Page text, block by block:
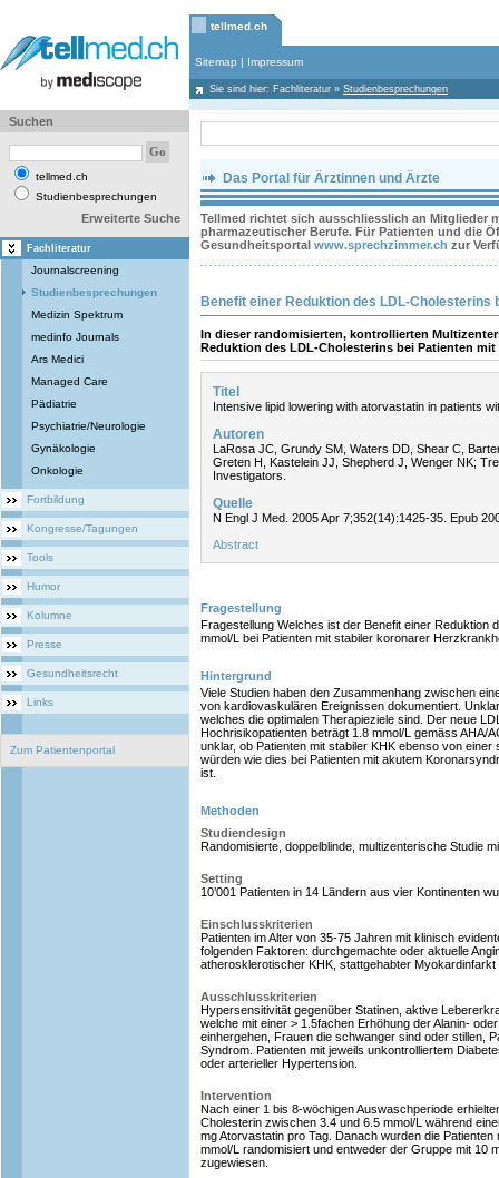
tellmed.ch
Sitemap | Impressum
Sie sind hier: Fachliteratur » Studienbesprechungen
Suchen
tellmed.ch
Studienbesprechungen
Erweiterte Suche
Fachliteratur
Journalscreening
Studienbesprechungen
Medizin Spektrum
medinfo Journals
Ars Medici
Managed Care
Pädiatrie
Psychiatrie/Neurologie
Gynäkologie
Onkologie
Fortbildung
Kongresse/Tagungen
Tools
Humor
Kolumne
Presse
Gesundheitsrecht
Links
Zum Patientenportal
Das Portal für Ärztinnen und Ärzte
Tellmed richtet sich ausschliesslich an Mitglieder
pharmazeutischer Berufe. Für Patienten und die
Gesundheitsportal www.sprechzimmer.ch zur
Benefit einer Reduktion des LDL-Cholesterins
In dieser randomisierten, kontrollierten
Reduktion des LDL-Cholesterins bei Patienten
Titel
Intensive lipid lowering with atorvastatin in patients
Autoren
LaRosa JC, Grundy SM, Waters DD, Shear C,
Greten H, Kastelein JJ, Shepherd J, Wenger NK;
Investigators.
Quelle
N Engl J Med. 2005 Apr 7;352(14):1425-35. Epub
Abstract
Fragestellung
Fragestellung Welches ist der Benefit einer Reduktion
mmol/L bei Patienten mit stabiler koronarer
Hintergrund
Viele Studien haben den Zusammenhang zwischen
von kardiovaskulären Ereignissen dokumentiert.
welches die optimalen Therapieziele sind. Der neue
Hochrisikopatienten beträgt 1.8 mmol/L gemäss AHA/
unklar, ob Patienten mit stabiler KHK ebenso von einer
würden wie dies bei Patienten mit akutem
ist.
Methoden
Studiendesign
Randomisierte, doppelblinde, multizenterische Studie
Setting
10’001 Patienten in 14 Ländern aus vier Kontinenten
Einschlusskriterien
Patienten im Alter von 35-75 Jahren mit klinisch
folgenden Faktoren: durchgemachte oder aktuelle
atherosklerotischer KHK, stattgehabter
Ausschlusskriterien
Hypersensitivität gegenüber Statinen, aktive
welche mit einer > 1.5fachen Erhöhung der Alanin-
einhergehen, Frauen die schwanger sind oder stillen,
Syndrom. Patienten mit jeweils unkontrolliertem
oder arterieller Hypertension.
Intervention
Nach einer 1 bis 8-wöchigen Auswaschperiode
Cholesterin zwischen 3.4 und 6.5 mmol/L während
mg Atorvastatin pro Tag. Danach wurden die
mmol/L randomisiert und entweder der Gruppe mit 10
zugewiesen.